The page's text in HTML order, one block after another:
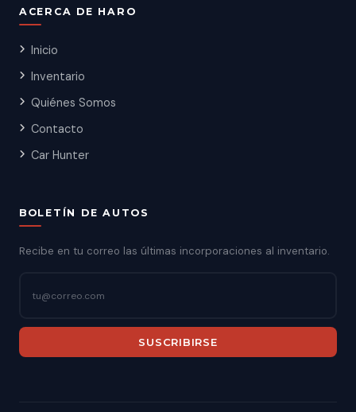
ACERCA DE HARO
Inicio
Inventario
Quiénes Somos
Contacto
Car Hunter
BOLETÍN DE AUTOS
Recibe en tu correo las últimas incorporaciones al inventario.
SUSCRIBIRSE